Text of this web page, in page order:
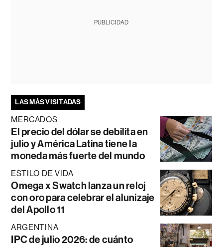
PUBLICIDAD
LAS MÁS VISITADAS
MERCADOS
El precio del dólar se debilita en
julio y América Latina tiene la
moneda más fuerte del mundo
ESTILO DE VIDA
Omega x Swatch lanza un reloj
con oro para celebrar el alunizaje
del Apollo 11
ARGENTINA
IPC de julio 2026: de cuánto